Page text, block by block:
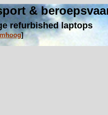
&
refurbished laptops
]